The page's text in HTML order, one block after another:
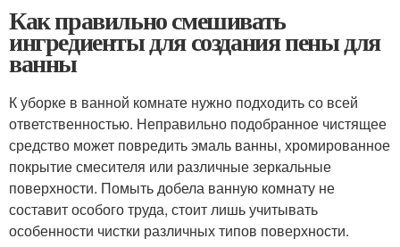
Как правильно смешивать
ингредиенты для создания пены для
ванны
К уборке в ванной комнате нужно подходить со всей
ответственностью. Неправильно подобранное чистящее
средство может повредить эмаль ванны, хромированное
покрытие смесителя или различные зеркальные
поверхности. Помыть добела ванную комнату не
составит особого труда, стоит лишь учитывать
особенности чистки различных типов поверхности.